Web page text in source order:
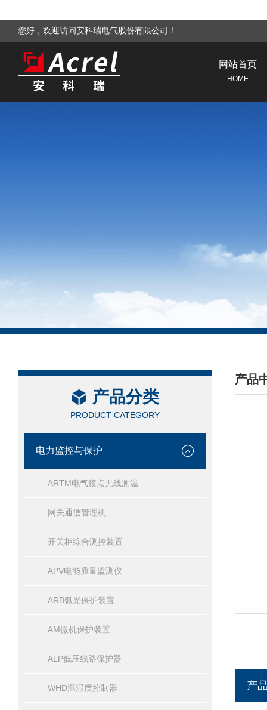
您好，欢迎访问安科瑞电气股份有限公司！
网站首页
HOME
产品分类
PRODUCT CATEGORY
电力监控与保护
ARTM电气接点无线测温
网关通信管理机
开关柜综合测控装置
APV电能质量监测仪
ARB弧光保护装置
AM微机保护装置
ALP低压线路保护器
WHD温湿度控制器
产品
/
产